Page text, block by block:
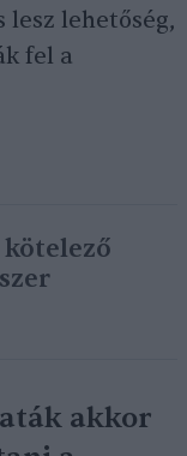
lehetőség,
fel a
akkor